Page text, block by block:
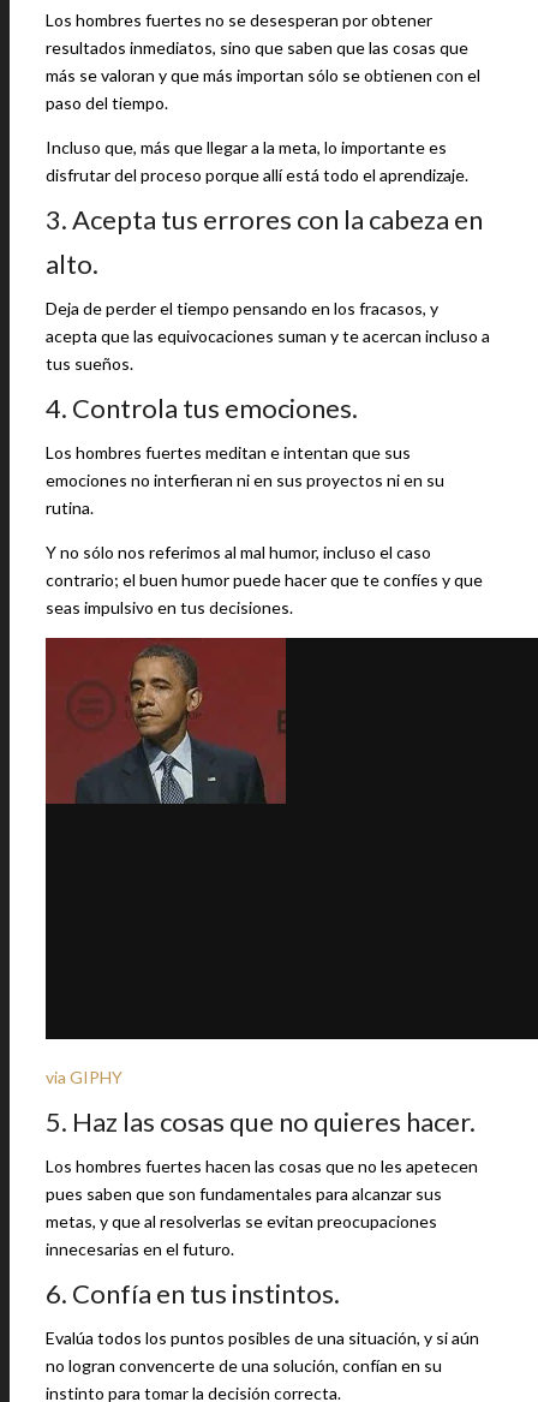
Los hombres fuertes no se desesperan por obtener
resultados inmediatos, sino que saben que las cosas que
más se valoran y que más importan sólo se obtienen con el
paso del tiempo.
Incluso que, más que llegar a la meta, lo importante es
disfrutar del proceso porque allí está todo el aprendizaje.
3. Acepta tus errores con la cabeza en
alto.
Deja de perder el tiempo pensando en los fracasos, y
acepta que las equivocaciones suman y te acercan incluso a
tus sueños.
4. Controla tus emociones.
Los hombres fuertes meditan e intentan que sus
emociones no interfieran ni en sus proyectos ni en su
rutina.
Y no sólo nos referimos al mal humor, incluso el caso
contrario; el buen humor puede hacer que te confíes y que
seas impulsivo en tus decisiones.
via GIPHY
5. Haz las cosas que no quieres hacer.
Los hombres fuertes hacen las cosas que no les apetecen
pues saben que son fundamentales para alcanzar sus
metas, y que al resolverlas se evitan preocupaciones
innecesarias en el futuro.
6. Confía en tus instintos.
Evalúa todos los puntos posibles de una situación, y si aún
no logran convencerte de una solución, confían en su
instinto para tomar la decisión correcta.